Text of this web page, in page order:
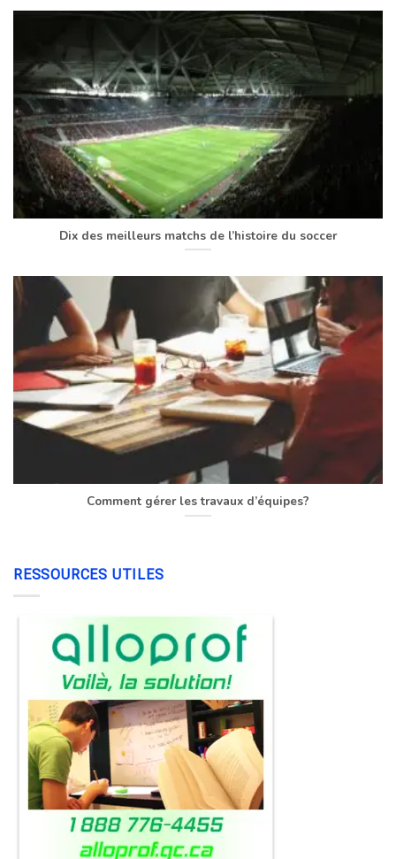
Dix des meilleurs matchs de l’histoire du soccer
Comment gérer les travaux d’équipes?
RESSOURCES UTILES